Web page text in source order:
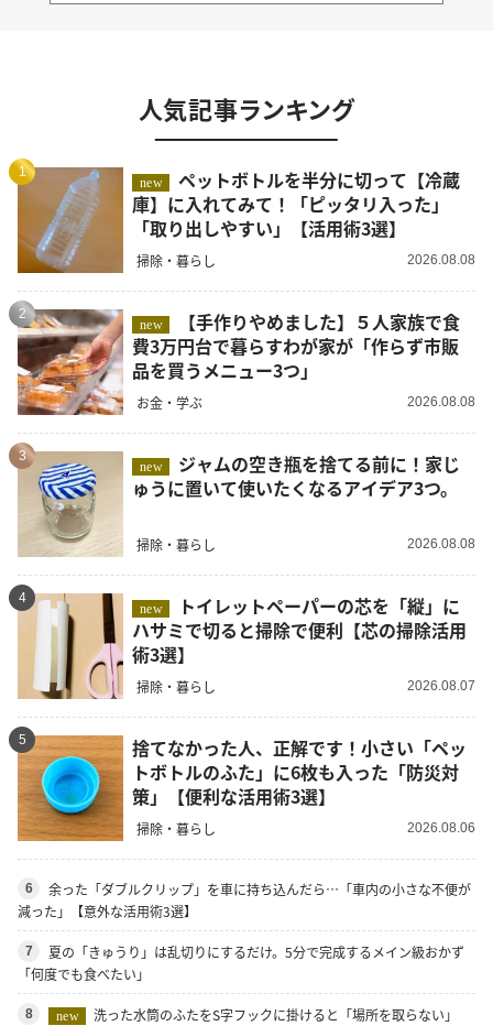
人気記事ランキング
1
new
ペットボトルを半分に切って【冷蔵
庫】に入れてみて！「ピッタリ入った」
「取り出しやすい」【活用術3選】
掃除・暮らし 2026.08.08
2
new
費3万円台で暮らすわが家が「作らず市販
品を買うメニュー3つ」
お金・学ぶ 2026.08.08
3
new
ゅうに置いて使いたくなるアイデア3つ。
掃除・暮らし 2026.08.08
4
new
ハサミで切ると掃除で便利【芯の掃除活用
術3選】
掃除・暮らし 2026.08.07
5
捨てなかった人、正解です！小さい「ペッ
トボトルのふた」に6枚も入った「防災対
策」【便利な活用術3選】
掃除・暮らし 2026.08.06
6
余った「ダブルクリップ」を車に持ち込んだら…「車内の小さな不便が
減った」【意外な活用術3選】
7
夏の「きゅうり」は乱切りにするだけ。5分で完成するメイン級おかず
「何度でも食べたい」
8 new
洗った水筒のふたをS字フックに掛けると「場所を取らない」